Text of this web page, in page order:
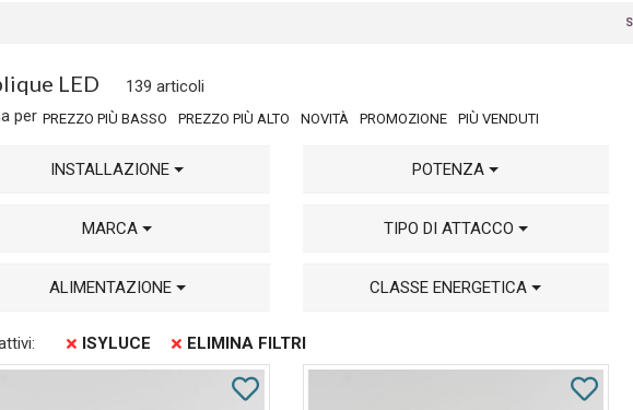
LED
139 articoli
per PREZZO PIÙ BASSO PREZZO PIÙ ALTO NOVITÀ PROMOZIONE PIÙ VENDUTI
INSTALLAZIONE POTENZA
MARCA TIPO DI ATTACCO
ALIMENTAZIONE CLASSE ENERGETICA
ISYLUCE ELIMINA FILTRI